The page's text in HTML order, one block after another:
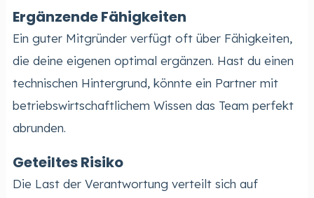
Ergänzende Fähigkeiten
Ein guter Mitgründer verfügt oft über Fähigkeiten,
die deine eigenen optimal ergänzen. Hast du einen
technischen Hintergrund, könnte ein Partner mit
betriebswirtschaftlichem Wissen das Team perfekt
abrunden.
Geteiltes Risiko
Die Last der Verantwortung verteilt sich auf